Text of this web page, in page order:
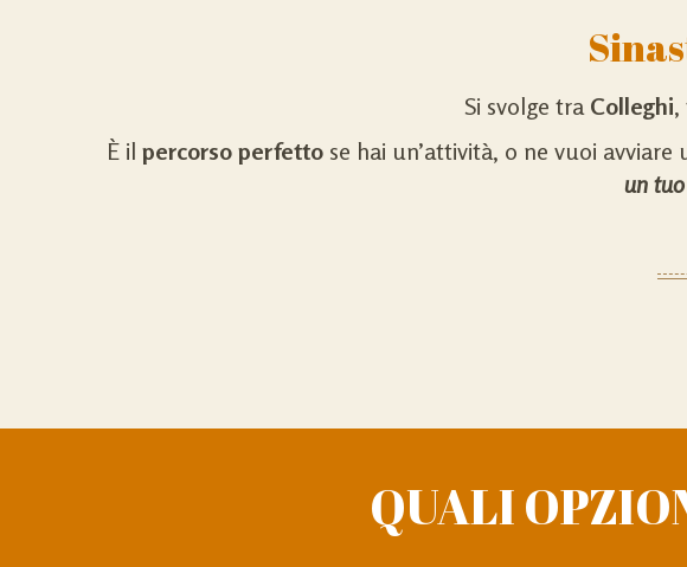
Si svolge tra Colleghi,
È il percorso perfetto se hai un’attività, o ne vuoi avviare
un
QUALI